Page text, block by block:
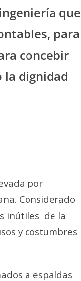
que
para
concebir
la dignidad
por
Considerado
inútiles de la
y costumbres
a espaldas